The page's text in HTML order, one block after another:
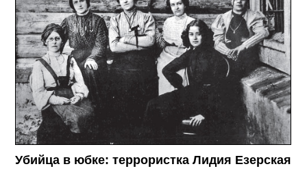
Убийца в юбке: террористка Лидия Езерская